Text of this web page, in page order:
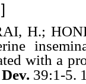
]
H.;
with a
39:1-5.